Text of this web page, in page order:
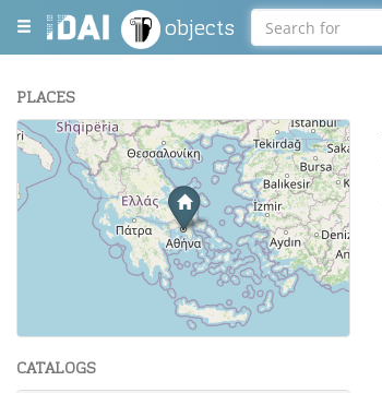
objects
PLACES
+
−
| Maps and Data ©
CATALOGS